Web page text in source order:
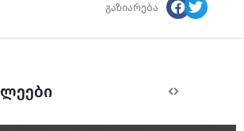
გაზიარება